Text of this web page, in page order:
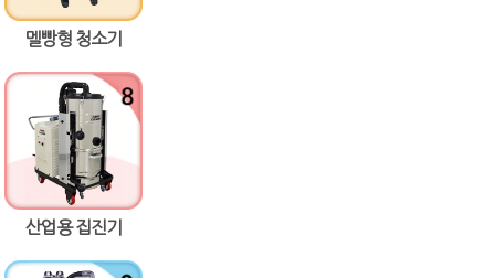
멜빵형 청소기
산업용 집진기